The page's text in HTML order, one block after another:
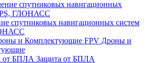
спутниковых навигационных систем
FPV Дроны и
Защита от БПЛА